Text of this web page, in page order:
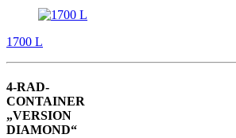
1700 L
4-RAD-
CONTAINER
„VERSION
DIAMOND“